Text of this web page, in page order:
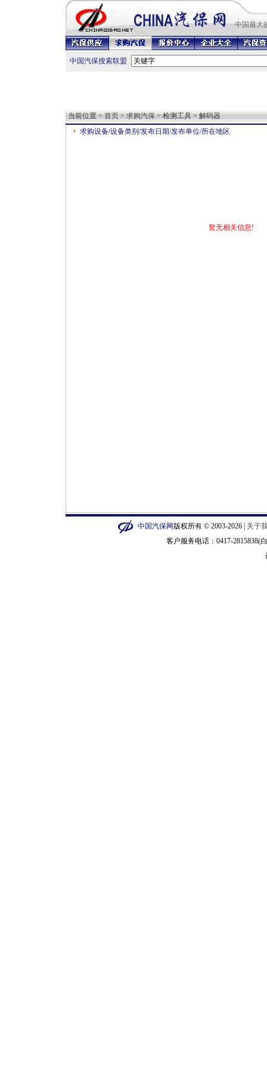
中国最大
中国汽保搜索联盟
当前位置 > 首页 > 求购汽保 > 检测工具 > 解码器
求购设备/设备类别/发布日期/发布单位/所在地区
暂无相关信息!
中国汽保网版权所有 © 2003-2026 | 关于
客户服务电话：0417-